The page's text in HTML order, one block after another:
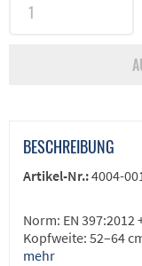
BESCHREIBUNG
Artikel-Nr.:4004-
Norm: EN 397:2012
Kopfweite: 52–64
mehr